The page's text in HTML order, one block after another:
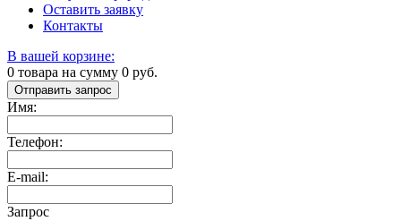
Оставить заявку
Контакты
В вашей корзине:
0 товара на сумму 0 руб.
Отправить запрос
Имя:
Телефон:
E-mail:
Запрос